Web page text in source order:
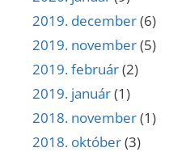
2019. december(6)
2019. november(5)
2019. február(2)
2019. január(1)
2018. november(1)
2018. október(3)